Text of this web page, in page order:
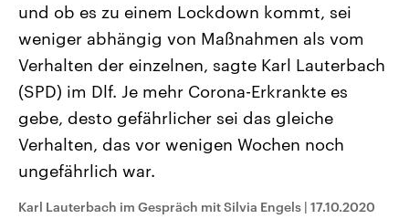
2026
Alle Informationen
Sachsen-Anhalt wählt am 6.
September 2026 einen neuen
Landtag. Seit 2021 wird das
Bundesland von einer Koalition aus
CDU, SPD und FDP regiert.-
Umfragen, Prognosen,
und Hintergründe zu den Parteien
und Kandidaten der anstehenden
Wahl.
Aktuelle Beiträge,
Hintergründe
Wirtschaftlich und
gehören die Vereinigten
den mächtigsten Ländern
mit großem Einfluss auf
Sendungen Programm Podcasts
und ob es zu einem Lockdown kommt, sei
weniger abhängig von Maßnahmen als vom
Verhalten der einzelnen, sagte Karl Lauterbach
(SPD) im Dlf. Je mehr Corona-Erkrankte es
gebe, desto gefährlicher sei das gleiche
Verhalten, das vor wenigen Wochen noch
ungefährlich war.
Karl Lauterbach im Gespräch mit Silvia Engels | 17.10.2020